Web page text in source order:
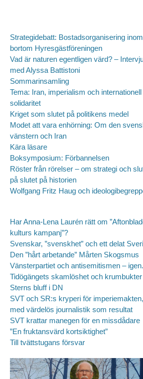
Strategidebatt: Bostadsorganisering
bortom Hyresgästföreningen
Vad är naturen egentligen värd? –
med Alyssa Battistoni
Sommarinsamling
Tema: Iran, imperialism och internationell
solidaritet
Kriget som slutet på politikens medel
Modet att vara enhörning: Om den
vänstern och Iran
Kära läsare
Boksymposium: Förbannelsen
Röster från rörelser – om strategi och
på slutet på historien
Wolfgang Fritz Haug och
Har Anna-Lena Laurén rätt om
kulturs kampanj”?
Svenskar, ”svenskhet” och ett delat
Den ”hårt arbetande” Mårten Skogsmus
Vänsterpartiet och antisemitismen – igen.
Tidögängets skamlöshet och krumbukter
Sterns bluff i DN
SVT och SR:s kryperi för imperiemakten,
med värdelös journalistik som resultat
SVT krattar manegen för en missdådare
”En fruktansvärd kortsiktighet”
Till tvättstugans försvar